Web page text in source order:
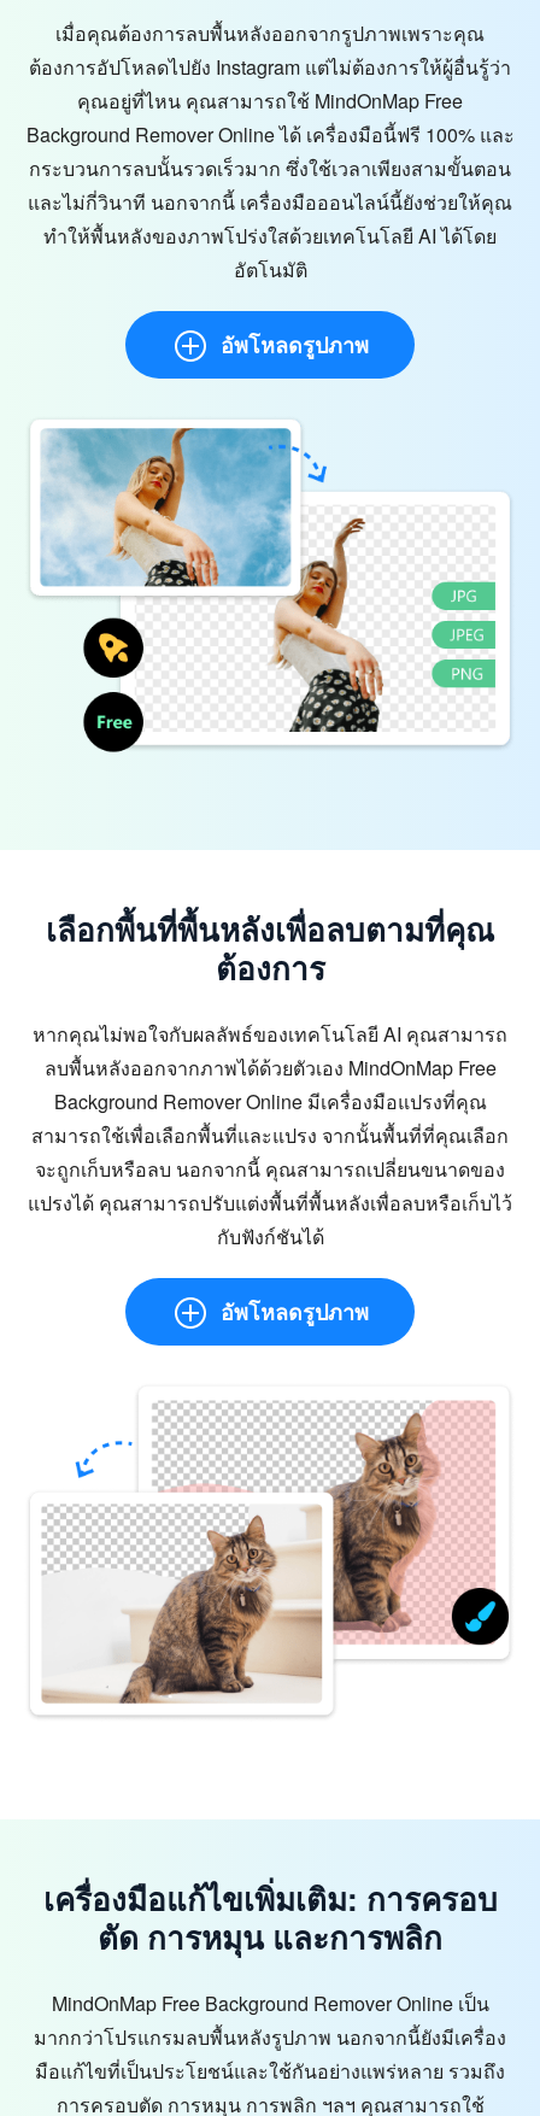
เมื่อคุณต้องการลบพื้นหลังออกจากรูปภาพเพราะคุณ
ต้องการอัปโหลดไปยัง Instagram แต่ไม่ต้องการให้ผู้อื่นรู้ว่า
คุณอยู่ที่ไหน คุณสามารถใช้ MindOnMap Free
Background Remover Online ได้ เครื่องมือนี้ฟรี 100% และ
กระบวนการลบนั้นรวดเร็วมาก ซึ่งใช้เวลาเพียงสามขั้นตอน
และไม่กี่วินาที นอกจากนี้ เครื่องมือออนไลน์นี้ยังช่วยให้คุณ
ทำให้พื้นหลังของภาพโปร่งใสด้วยเทคโนโลยี AI ได้โดย
อัตโนมัติ
อัพโหลดรูปภาพ
เลือกพื้นที่พื้นหลังเพื่อลบตามที่คุณ
ต้องการ
หากคุณไม่พอใจกับผลลัพธ์ของเทคโนโลยี AI คุณสามารถ
ลบพื้นหลังออกจากภาพได้ด้วยตัวเอง MindOnMap Free
Background Remover Online มีเครื่องมือแปรงที่คุณ
สามารถใช้เพื่อเลือกพื้นที่และแปรง จากนั้นพื้นที่ที่คุณเลือก
จะถูกเก็บหรือลบ นอกจากนี้ คุณสามารถเปลี่ยนขนาดของ
แปรงได้ คุณสามารถปรับแต่งพื้นที่พื้นหลังเพื่อลบหรือเก็บไว้
กับฟังก์ชันได้
อัพโหลดรูปภาพ
เครื่องมือแก้ไขเพิ่มเติม: การครอบ
ตัด การหมุน และการพลิก
MindOnMap Free Background Remover Online เป็น
มากกว่าโปรแกรมลบพื้นหลังรูปภาพ นอกจากนี้ยังมีเครื่อง
มือแก้ไขที่เป็นประโยชน์และใช้กันอย่างแพร่หลาย รวมถึง
การครอบตัด การหมุน การพลิก ฯลฯ คุณสามารถใช้